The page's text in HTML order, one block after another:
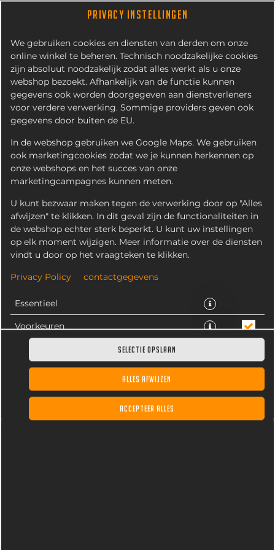
PRIVACY INSTELLINGEN
We gebruiken cookies en diensten van derden om onze
online winkel te beheren. Technisch noodzakelijke cookies
zijn absoluut noodzakelijk zodat alles werkt als u onze
webshop bezoekt. Afhankelijk van de functie kunnen
gegevens ook worden doorgegeven aan dienstverleners
voor verdere verwerking. Sommige providers geven ook
gegevens door buiten de EU.
In de webshop gebruiken we Google Maps. We gebruiken
ook marketingcookies zodat we je kunnen herkennen op
onze webshops en het succes van onze
marketingcampagnes kunnen meten.
U kunt bezwaar maken tegen de verwerking door op "Alles
afwijzen" te klikken. In dit geval zijn de functionaliteiten in
de webshop echter sterk beperkt. U kunt uw instellingen
op elk moment wijzigen. Meer informatie over de diensten
vindt u door op het vraagteken te klikken.
Privacy Policy contactgegevens
Essentieel
Voorkeuren
SELECTIE OPSLAAN
ALLES AFWIJZEN
ACCEPTEER ALLES
FUZE TEA PEACH
Fuze Tea Peach, gekoeld. Inhoud 33CL